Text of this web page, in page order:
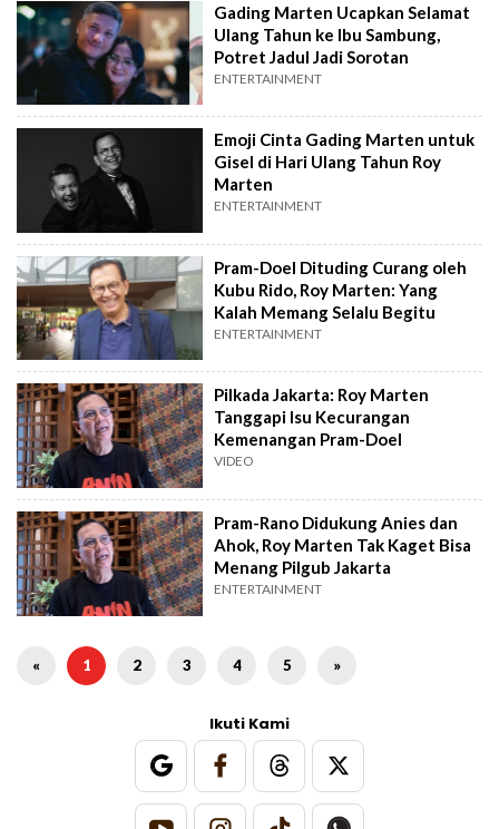
Gading Marten Ucapkan Selamat
Ulang Tahun ke Ibu Sambung,
Potret Jadul Jadi Sorotan
ENTERTAINMENT
Emoji Cinta Gading Marten untuk
Gisel di Hari Ulang Tahun Roy
Marten
ENTERTAINMENT
Pram-Doel Dituding Curang oleh
Kubu Rido, Roy Marten: Yang
Kalah Memang Selalu Begitu
ENTERTAINMENT
Pilkada Jakarta: Roy Marten
Tanggapi Isu Kecurangan
Kemenangan Pram-Doel
VIDEO
Pram-Rano Didukung Anies dan
Ahok, Roy Marten Tak Kaget Bisa
Menang Pilgub Jakarta
ENTERTAINMENT
« 1 2 3 4 5 »
Ikuti Kami